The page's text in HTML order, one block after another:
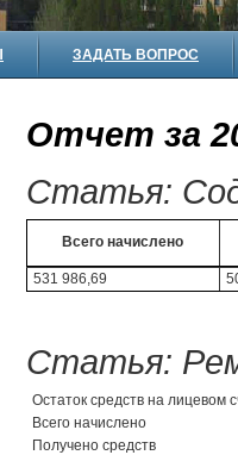
ЗАДАТЬ ВОПРОС
Отчет за
Статья:
Всего начислено
531 986,69
Статья:
Остаток средств на лицевом
Всего начислено
Получено средств